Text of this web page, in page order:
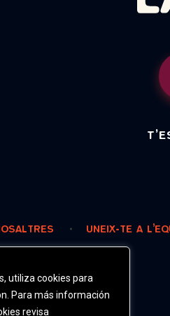
utiliza cookies para
Para más información
revisa
UNEIX-TE A